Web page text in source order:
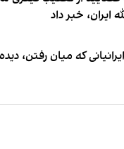
ایران، خبر داد
که میان رفتن،